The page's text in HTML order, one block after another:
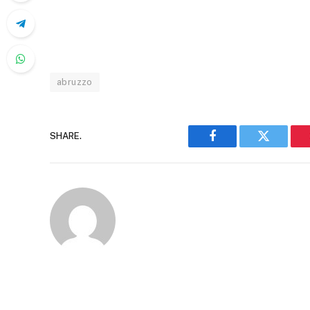
abruzzo
SHARE.
Facebook Twitter